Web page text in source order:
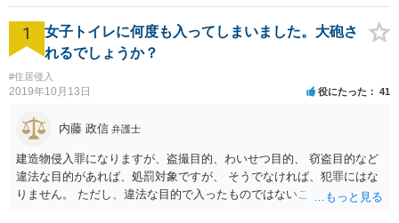
た。そうして，執行猶予付き判決を得ることができました。 ■解決のポイン
ト 被害者への謝罪が遅れたため，示談を成立させることはできませんでした
が，裁判所に対して，被害者との示談交渉の過程を示し，Aさんが被害回復に
向けた努力をしていたことを示したことが，執行猶予付きの判決に繋がった
のだと思います。
1
女子トイレに何度も入ってしまいました。大砲さ
れるでしょうか？
#住居侵入
2019年10月13日 役にたった 41
内藤 政信 弁護士
建造物侵入罪になりますが、盗撮目的、わいせつ目的、 窃盗目的など
違法な目的があれば、処罰対象ですが、 そうでなければ、犯罪にはな
りません。 ただし、違法な目的で入ったものではないことを、理解 し